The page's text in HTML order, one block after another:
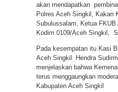
akan mendapatkan
Polres Aceh Singkil, Kakan
Subulussalam, Ketua
Kodim 0109/Aceh Singkil,
Pada kesempatan itu Kasi
Aceh Singkil Hendra
menjelaskan bahwa
terus menggaungkan
Kabupaten Aceh Singkil